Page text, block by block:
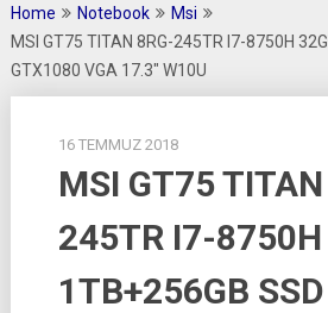
Home Notebook
Msi
MSI GT75 TITAN 8RG-245TR I7-8750H
GTX1080 VGA 17.3″ W10U
16 TEMMUZ 2018
MSI GT75
245TR I7-8750H
1TB+256GB